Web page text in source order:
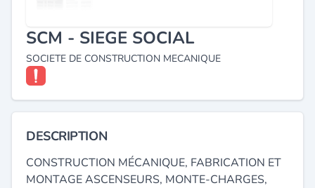
SCM - SIEGE SOCIAL
SOCIETE DE CONSTRUCTION MECANIQUE
DESCRIPTION
CONSTRUCTION MÉCANIQUE, FABRICATION ET
MONTAGE ASCENSEURS, MONTE-CHARGES,